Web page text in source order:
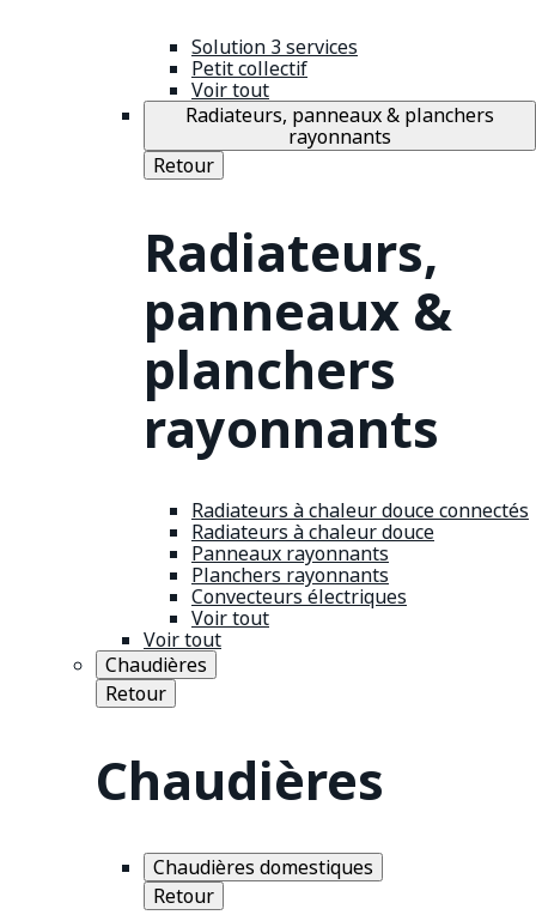
Solution 3 services
Petit collectif
Voir tout
Radiateurs, panneaux & planchers
rayonnants
Retour
Radiateurs,
panneaux &
planchers
rayonnants
Radiateurs à chaleur douce connectés
Radiateurs à chaleur douce
Panneaux rayonnants
Planchers rayonnants
Convecteurs électriques
Voir tout
Voir tout
Chaudières
Retour
Chaudières
Chaudières domestiques
Retour